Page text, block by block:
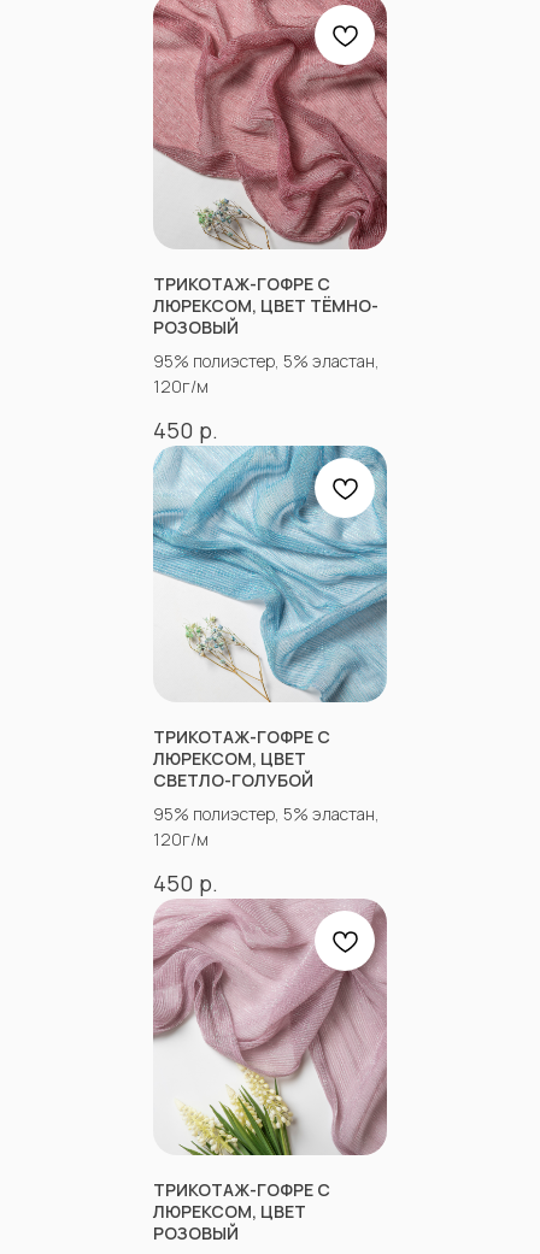
ТРИКОТАЖ-ГОФРЕ С
ЛЮРЕКСОМ, ЦВЕТ ТЁМНО-
РОЗОВЫЙ
95% полиэстер, 5% эластан,
120г/м
450 р.
ТРИКОТАЖ-ГОФРЕ С
ЛЮРЕКСОМ, ЦВЕТ
СВЕТЛО-ГОЛУБОЙ
95% полиэстер, 5% эластан,
120г/м
450 р.
ТРИКОТАЖ-ГОФРЕ С
ЛЮРЕКСОМ, ЦВЕТ
РОЗОВЫЙ
График работы и схема проезда
+7(918)873-53-45Мария
+7(928)364-79-21Александра
ОДНОКЛАССНИКИ
INSTAGRAM*
TIK TOK*
КАК СВЯЗАТЬСЯ
«Ткани 3.5.7»
Оптово-розничный
ИП Вакульчик Мария Олеговна
*